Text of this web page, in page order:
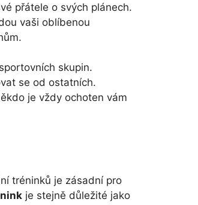
přátele o svých plánech.
vaši oblíbenou
skupin.
se od ostatních.
je vždy ochoten vám
tréninků je zásadní pro
je stejně důležité jako